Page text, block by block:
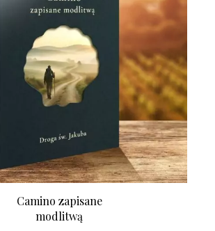
Camino zapisane
modlitwą